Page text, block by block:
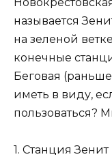
называется
на зеленой
конечные
Беговая
иметь в виду,
пользоваться?
1. Станция